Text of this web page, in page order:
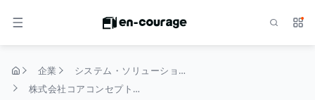
メニュー サ
企業
システム・ソリューション
株式会社コアコンセプト・テクノロジー